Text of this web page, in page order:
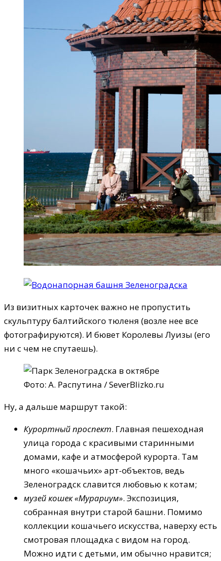
Из визитных карточек важно не пропустить
скульптуру балтийского тюленя (возле нее все
фотографируются). И бювет Королевы Луизы (его
ни с чем не спутаешь).
Фото: А. Распутина / SeverBlizko.ru
Ну, а дальше маршрут такой:
Курортный проспект. Главная пешеходная
улица города с красивыми старинными
домами, кафе и атмосферой курорта. Там
много «кошачьих» арт-объектов, ведь
Зеленоградск славится любовью к котам;
музей кошек «Мурариум». Экспозиция,
собранная внутри старой башни. Помимо
коллекции кошачьего искусства, наверху есть
смотровая площадка с видом на город.
Можно идти с детьми, им обычно нравится;